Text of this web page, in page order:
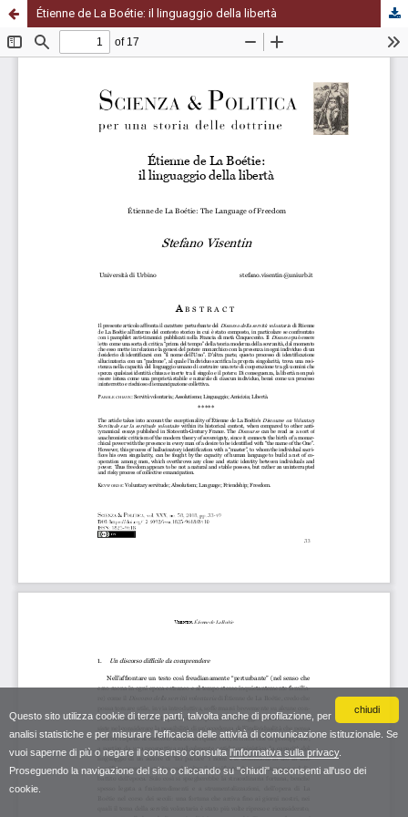
chiudi
Questo sito utilizza cookie di terze parti, talvolta anche di profilazione, per
analisi statistiche e per misurare l'efficacia delle attività di comunicazione istituzionale. Se
vuoi saperne di più o negare il consenso consulta l'informativa sulla privacy.
Proseguendo la navigazione del sito o cliccando su "chiudi" acconsenti all'uso dei
cookie.
Étienne de La Boétie: il linguaggio della libertà